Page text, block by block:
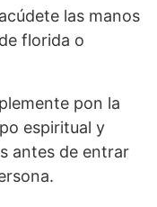
las manos
florida o
pon la
espiritual y
antes de entrar